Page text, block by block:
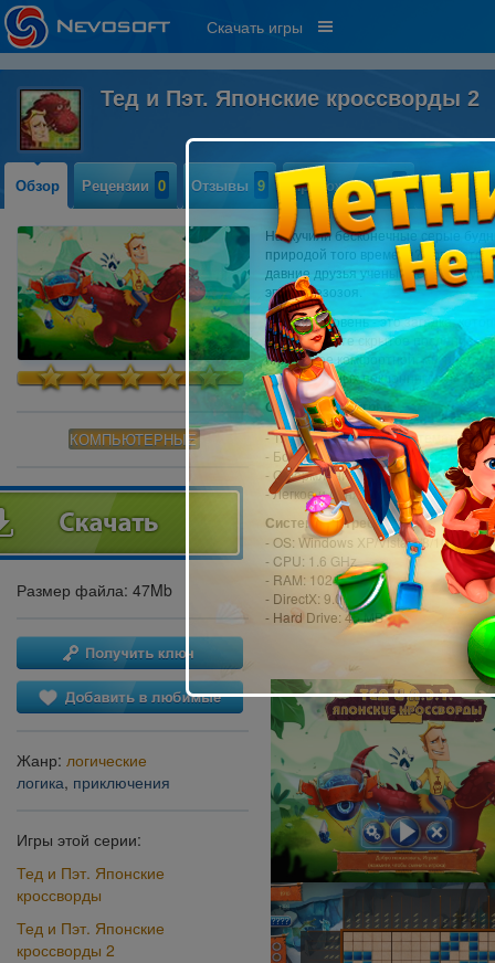
Скачать игры
Тед и Пэт. Японские кроссворды 2
Обзор Рецензии 0 Отзывы 9 Прохождение 0
КОМПЬЮТЕРНЫЕ
Размер файла: 47Mb
Жанр: логические
логика, приключения
Игры этой серии:
Тед и Пэт. Японские
кроссворды
Тед и Пэт. Японские
кроссворды 2
Наскучили бесконечные серые
природой того времени? Тогда
давние друзья ученый Тед и его
эпоху Мезозоя.
Каждый уровень - это загадка,
Расшифруйте скрытое послание и
игру более комфортной, мы
и для опытных поклонников
Особенности игры:
- 120 японских пазлов в тематике
- Более 10 часов игры под
- Оформление в ярком и красочном
- Легкое и понятное обучение!
Системные требования:
- OS: Windows XP/Vista/7/8/10
- CPU: 1.6 GHz
- RAM: 1024 MB
- DirectX: 9.0
- Hard Drive: 45 MB